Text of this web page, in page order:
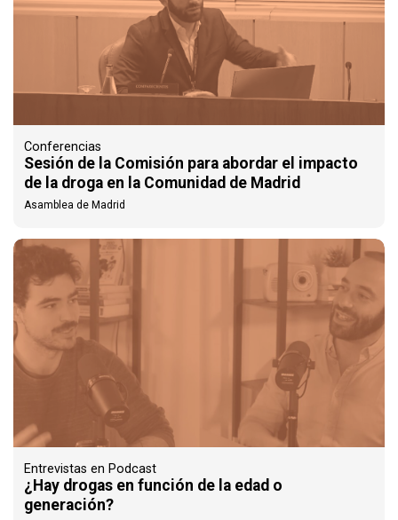
Conferencias
Sesión de la Comisión para abordar el impacto
de la droga en la Comunidad de Madrid
Asamblea de Madrid
Entrevistas en Podcast
¿Hay drogas en función de la edad o
generación?